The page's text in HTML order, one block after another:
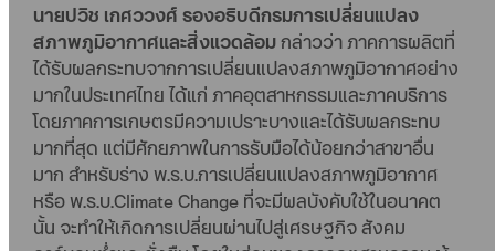
นายปวิช เกศววงศ์ รองอธิบดีกรมการเปลี่ยนแปลง
สภาพภูมิอากาศและสิ่งแวดล้อมกล่าวว่า ภาคการผลิตที่
ได้รับผลกระทบจากการเปลี่ยนแปลงสภาพภูมิอากาศอย่าง
มากในประเทศไทย ได้แก่ ภาคอุตสาหกรรมและภาคบริการ
โดยภาคการเกษตรมีความเปราะบางและได้รับผลกระทบ
มากที่สุด แต่มีศักยภาพในการรับมือได้น้อยกว่าสาขาอื่น
มาก สำหรับร่าง พ.ร.บ.การเปลี่ยนแปลงสภาพภูมิอากาศ
หรือ พ.ร.บ.Climate Change ที่จะมีผลบังคับใช้ในอนาคต
นั้น จะทำให้เกิดการเปลี่ยนผ่านไปสู่เศรษฐกิจ สังคม